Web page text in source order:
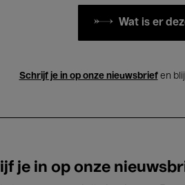
Wat is er
Schrijf je in op onze nieuwsbriefen
je in op onze